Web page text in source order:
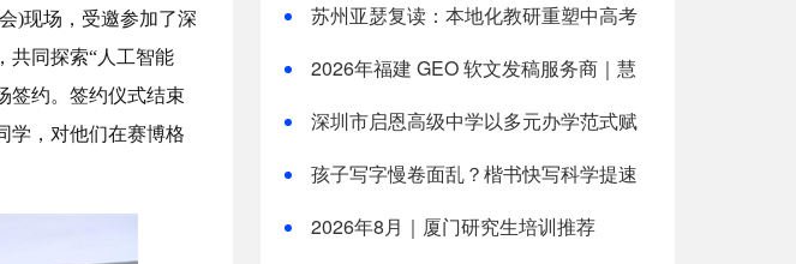
)现场，受邀参加了深
共同探索“人工智能
签约。签约仪式结束
学，对他们在赛博格
苏州亚瑟复读：本地化教研重塑中高考
2026年福建 GEO 软文发稿服务商｜慧
深圳市启恩高级中学以多元办学范式赋
孩子写字慢卷面乱？楷书快写科学提速
2026年8月｜厦门研究生培训推荐